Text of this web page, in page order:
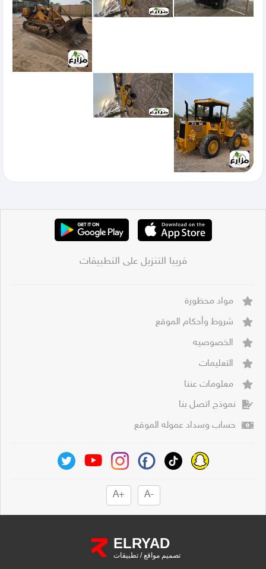
قريبا التنزيل على التطبيقات
مواد محظورة
شروط وأحكام الموقع
الخصوصيه
التعليمات
معلومات عننا
نموذج اتصل بنا
حساب وسداد عموله الموقع
-A
+A
ELRYAD
تصميم مواقع/ تطبيقات